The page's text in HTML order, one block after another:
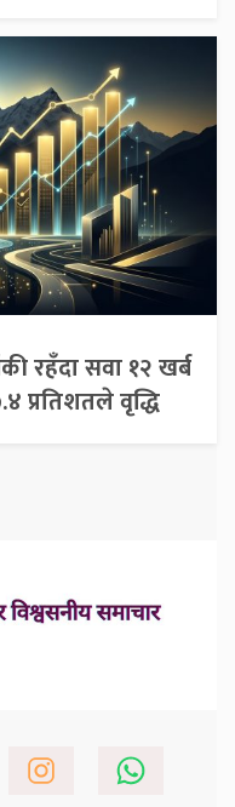
रहँदा सवा १२ खर्ब
प्रतिशतले वृद्धि